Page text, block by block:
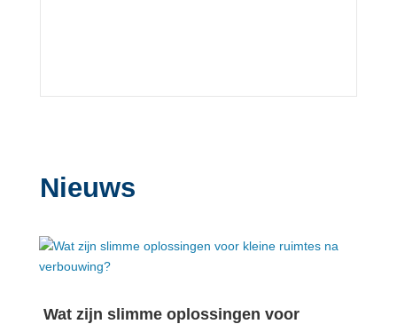
Nieuws
Wat zijn slimme oplossingen voor